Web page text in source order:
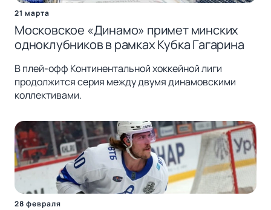
21 марта
Московское «Динамо» примет минских
одноклубников в рамках Кубка Гагарина
В плей-офф Континентальной хоккейной лиги
продолжится серия между двумя динамовскими
коллективами.
28 февраля